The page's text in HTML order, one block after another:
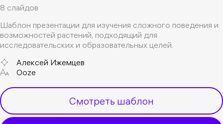
8 слайдов
Шаблон презентации для изучения сложного поведения и
возможностей растений, подходящий для
исследовательских и образовательных целей.
Алексей Ижемцев
Ooze
Смотреть шаблон